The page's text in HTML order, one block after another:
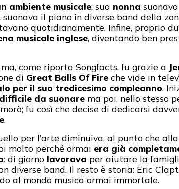
ambiente musicale: sua nonna
il piano in diverse band della
quotidianamente. Infine, proprio
musicale inglese, diventando ben
come riporta Songfacts, fu grazie a
di Great Balls Of Fire che vide in
per il suo tredicesimo compleanno.
da suonare ma poi, nello stesso
fu così che decise di dedicarsi
.
per l’arte diminuiva, al punto che
molto perché ormai era già
: di giorno lavorava per aiutare la
diverse band. Il resto è storia: Eric
al mondo musica ormai immortale.